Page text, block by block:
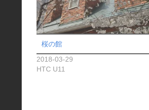
桜の館
2018-03-29
HTC U11